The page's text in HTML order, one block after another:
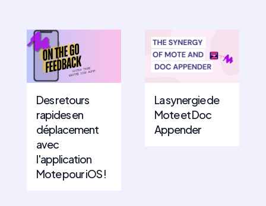
Des retours
rapides en
déplacement
avec
l'application
Mote pour iOS !
La synergie de
Mote et Doc
Appender